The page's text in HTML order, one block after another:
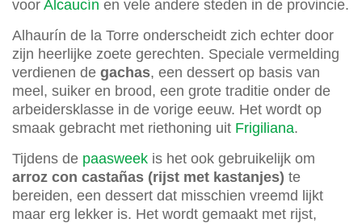
voor Alcaucín en vele andere steden in de provincie.
Alhaurín de la Torre onderscheidt zich echter door
zijn heerlijke zoete gerechten. Speciale vermelding
verdienen de gachas, een dessert op basis van
meel, suiker en brood, een grote traditie onder de
arbeidersklasse in de vorige eeuw. Het wordt op
smaak gebracht met riethoning uit Frigiliana.
Tijdens de paasweek is het ook gebruikelijk om
arroz con castañas (rijst met kastanjes) te
bereiden, een dessert dat misschien vreemd lijkt
maar erg lekker is. Het wordt gemaakt met rijst,